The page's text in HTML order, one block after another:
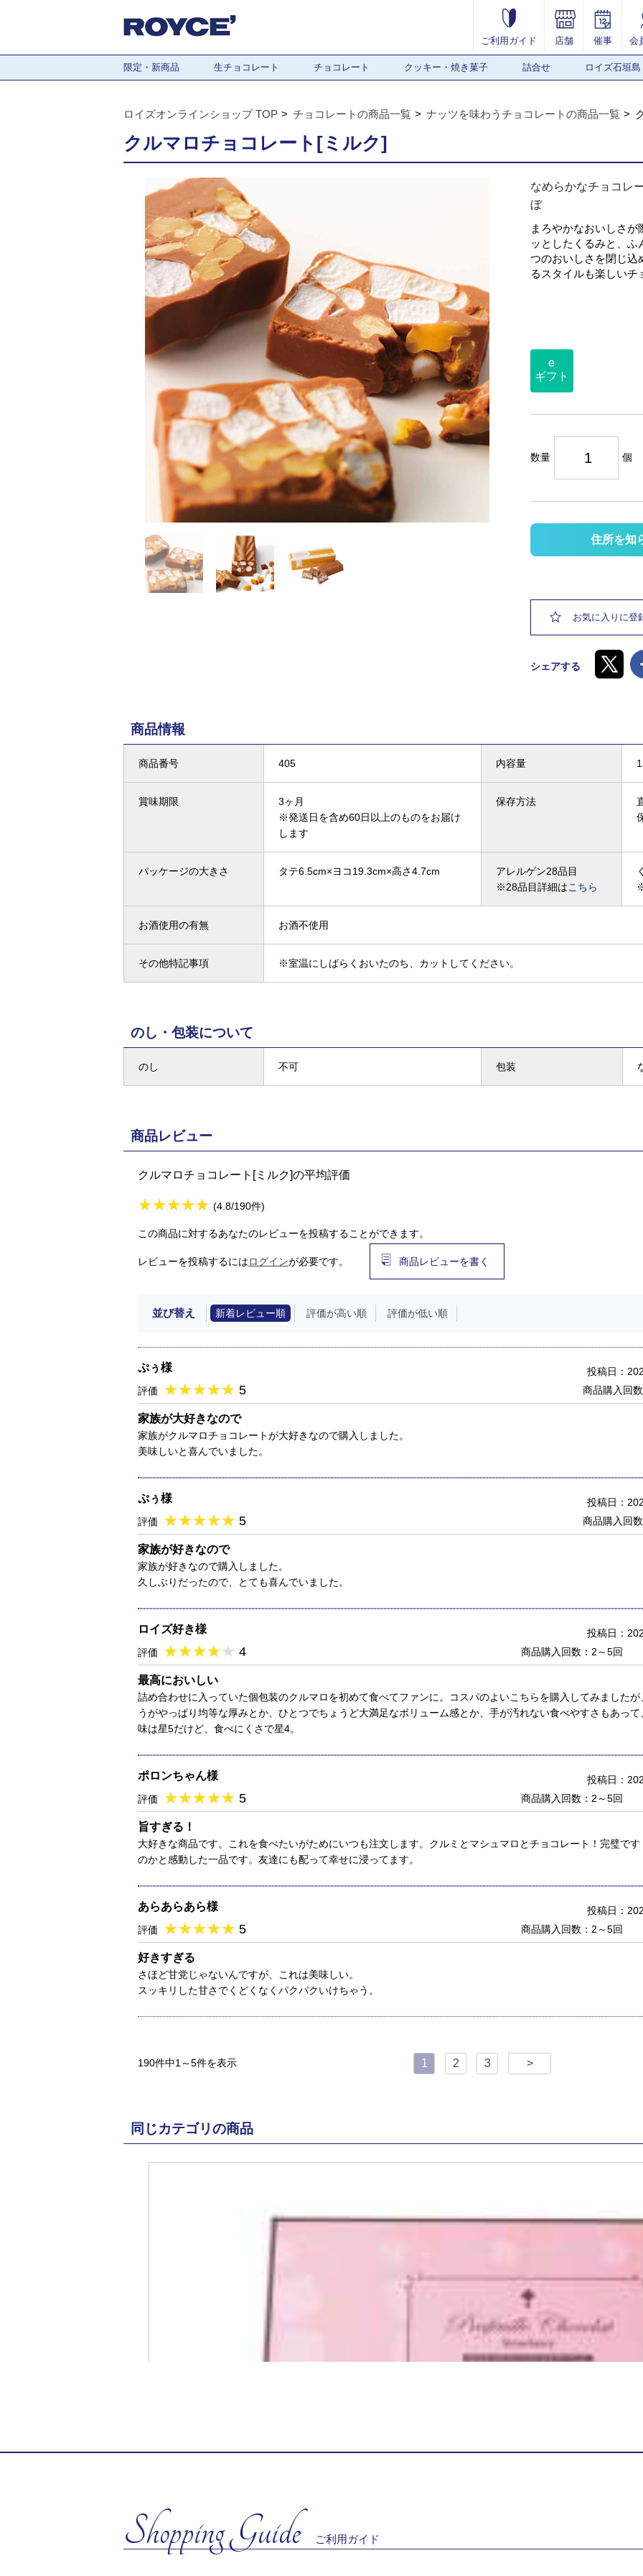
ご利用ガイド 店舗 催事 会
限定・新商品 生チョコレート チョコレート クッキー・焼き菓子 詰合せ ロイズ石垣島
ロイズオンラインショップ TOP チョコレートの商品一覧 ナッツを味わうチョコレートの商品一覧
クルマロチョコレート[ミルク]
なめらかなチョコレ
ぼ
まろやかなおいしさ
ッとしたくるみと、
つのおいしさを閉じ込
るスタイルも楽しいチ
e
ギフト
数量 個
住所を知
お気に入りに登
シェアする
商品情報
商品番号 405 内容量
賞味期限
3ヶ月
※発送日を含め60日以上のものをお届け
します
保存方法
パッケージの大きさ タテ6.5cm×ヨコ19.3cm×高さ4.7cm
アレルゲン28品目
※28品目詳細はこちら
お酒使用の有無 お酒不使用
その他特記事項 ※室温にしばらくおいたのち、カットしてください。
のし・包装について
のし 不可 包装
商品レビュー
クルマロチョコレート[ミルク]の平均評価
★★★★★
★★★★★ (4.8/190件)
この商品に対するあなたのレビューを投稿することができます。
レビューを投稿するにはログインが必要です。 商品レビューを書く
並び替え 新着レビュー順 評価が高い順 評価が低い順
ぷぅ様
評価 ★★★★★
★★★★★ 5
投稿日：
商品購入回
家族が大好きなので
家族がクルマロチョコレートが大好きなので購入しました。
美味しいと喜んでいました。
ぷぅ様
評価 ★★★★★
★★★★★ 5
投稿日：
商品購入回
家族が好きなので
家族が好きなので購入しました。
久しぶりだったので、とても喜んでいました。
ロイズ好き様
評価 ★★★★★
★★★★★ 4
投稿日：
商品購入回数：2～5回
最高においしい
詰め合わせに入っていた個包装のクルマロを初めて食べてファンに。コスパのよいこちらを購入してみました
うがやっぱり均等な厚みとか、ひとつでちょうど大満足なボリューム感とか、手が汚れない食べやすさもあっ
味は星5だけど、食べにくさで星4。
ポロンちゃん様
評価 ★★★★★
★★★★★ 5
投稿日：
商品購入回数：2～5回
旨すぎる！
大好きな商品です。これを食べたいがためにいつも注文します。クルミとマシュマロとチョコレート！完璧で
のかと感動した一品です。友達にも配って幸せに浸ってます。
あらあらあら様
評価 ★★★★★
★★★★★ 5
投稿日：
商品購入回数：2～5回
好きすぎる
さほど甘党じゃないんですが、これは美味しい。
スッキリした甘さでくどくなくパクパクいけちゃう。
190件中1～5件を表示 1 2 3 >
同じカテゴリの商品
Shopping Guide ご利用ガイド